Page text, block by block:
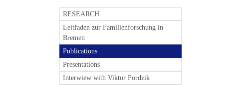
RESEARCH
Leitfaden zur Familienforschung in
Bremen
Publications
Presentations
Interwiew with Viktor Pordzik